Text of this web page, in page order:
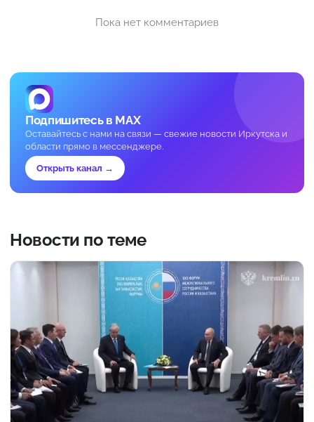
Пока нет комментариев
Подпишитесь в MAX
Оставайтесь с нами на связи — свежие новости Иркутска и
области прямо в мессенджере.
Открыть канал →
Новости по теме